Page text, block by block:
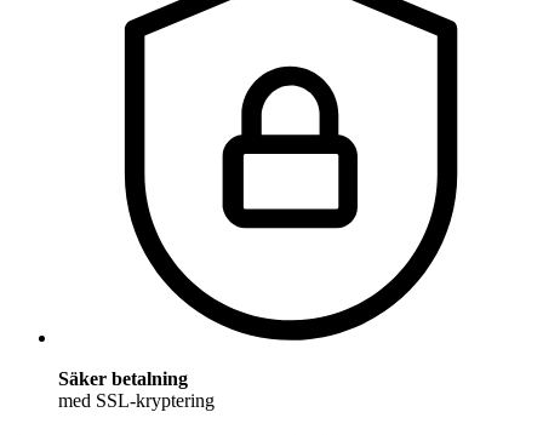
Säker betalning
med SSL-kryptering